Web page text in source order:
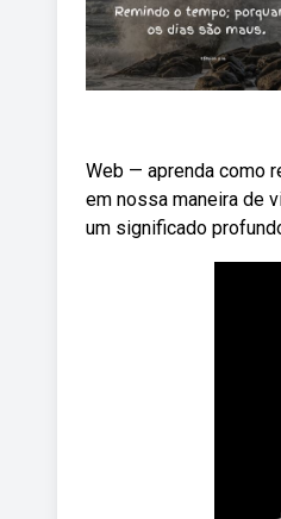
Web — aprenda como
em nossa maneira de
um significado